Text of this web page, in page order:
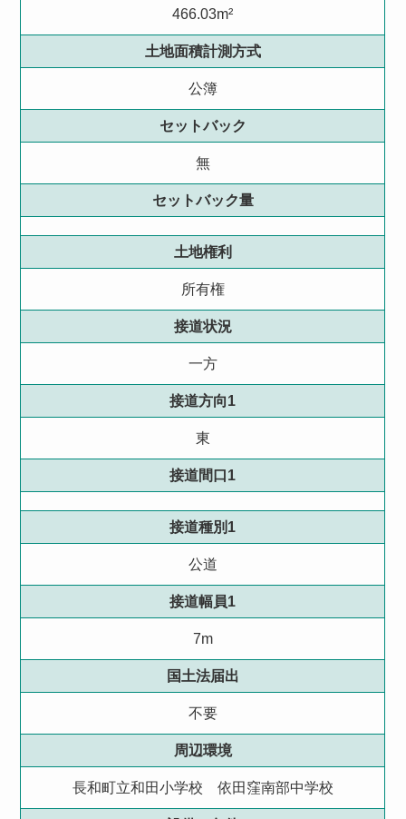
466.03m²
土地面積計測方式
公簿
セットバック
無
セットバック量
土地権利
所有権
接道状況
一方
接道方向1
東
接道間口1
接道種別1
公道
接道幅員1
7m
国土法届出
不要
周辺環境
長和町立和田小学校 依田窪南部中学校